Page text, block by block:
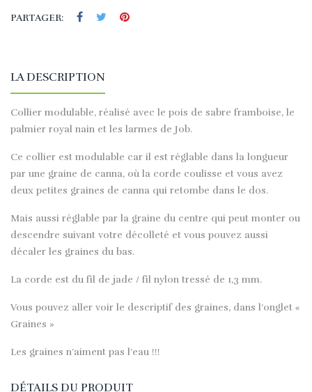
PARTAGER:
LA DESCRIPTION
Collier modulable, réalisé avec le pois de sabre framboise, le
palmier royal nain et les larmes de Job.
Ce collier est modulable car il est réglable dans la longueur
par une graine de canna, où la corde coulisse et vous avez
deux petites graines de canna qui retombe dans le dos.
Mais aussi réglable par la graine du centre qui peut monter ou
descendre suivant votre décolleté et vous pouvez aussi
décaler les graines du bas.
La corde est du fil de jade / fil nylon tressé de 1,3 mm.
Vous pouvez aller voir le descriptif des graines, dans l’onglet «
Graines »
Les graines n’aiment pas l’eau !!!
DÉTAILS DU PRODUIT